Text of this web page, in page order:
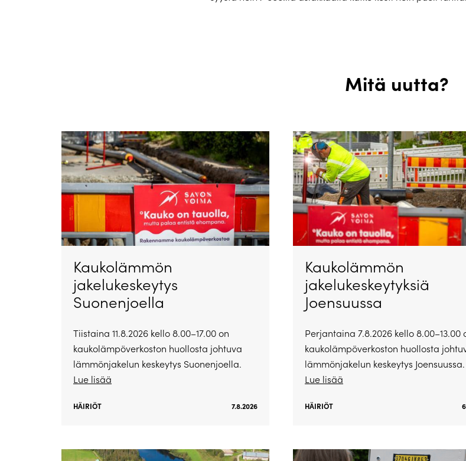
Mitä uutta?
Kaukolämmön
jakelukeskeytys
Suonenjoella
Tiistaina 11.8.2026 kello 8.00–17.00 on
kaukolämpöverkoston huollosta johtuva
lämmönjakelun keskeytys Suonenjoella.
Lue lisää
HÄIRIÖT 7.8.2026
Kaukolämmön
jakelukeskeytyksiä
Joensuussa
Perjantaina 7.8.2026 kello 8.00–13.00
kaukolämpöverkoston huollosta
lämmönjakelun keskeytys Joensuussa.
Lue lisää
HÄIRIÖT